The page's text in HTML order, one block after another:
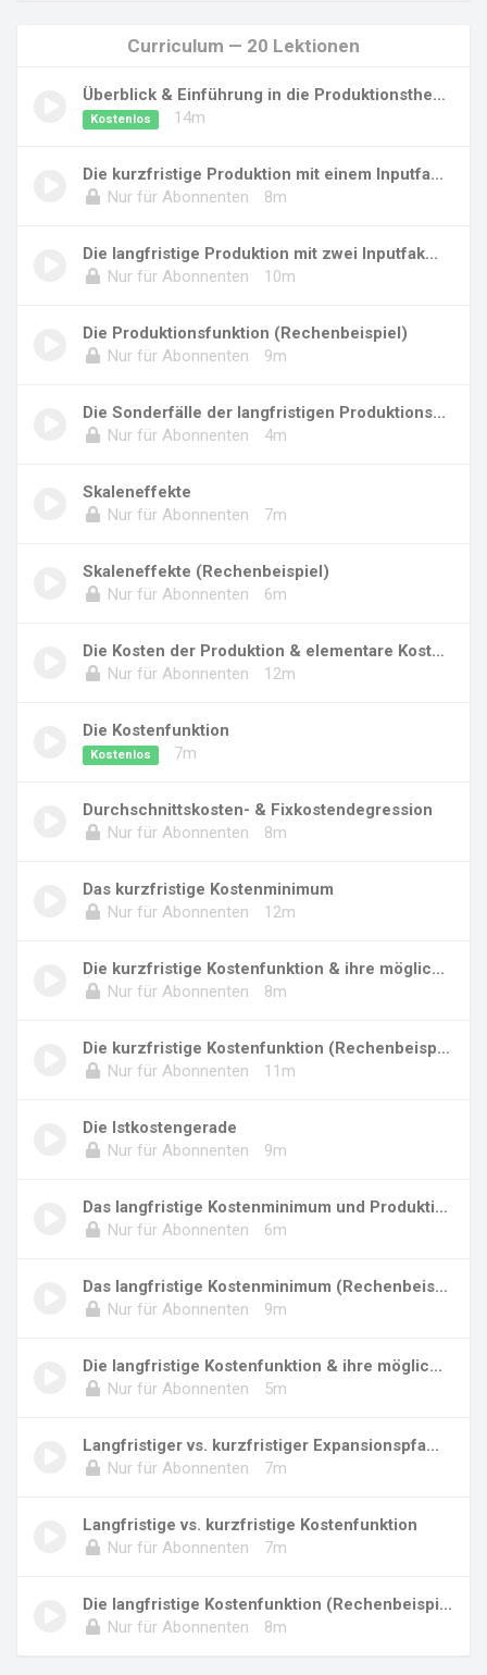
Curriculum — 20 Lektionen
Überblick & Einführung in die Produktionstheo...
Kostenlos 14m
Die kurzfristige Produktion mit einem Inputfa...
Nur für Abonnenten
8m
Die langfristige Produktion mit zwei Inputfak...
Nur für Abonnenten
10m
Die Produktionsfunktion (Rechenbeispiel)
Nur für Abonnenten
9m
Die Sonderfälle der langfristigen Produktions...
Nur für Abonnenten
4m
Skaleneffekte
Nur für Abonnenten
7m
Skaleneffekte (Rechenbeispiel)
Nur für Abonnenten
6m
Die Kosten der Produktion & elementare Kosten...
Nur für Abonnenten
12m
Die Kostenfunktion
Kostenlos 7m
Durchschnittskosten- & Fixkostendegression
Nur für Abonnenten
8m
Das kurzfristige Kostenminimum
Nur für Abonnenten
12m
Die kurzfristige Kostenfunktion & ihre möglic...
Nur für Abonnenten
8m
Die kurzfristige Kostenfunktion (Rechenbeispi...
Nur für Abonnenten
11m
Die Istkostengerade
Nur für Abonnenten
9m
Das langfristige Kostenminimum und Produktion...
Nur für Abonnenten
6m
Das langfristige Kostenminimum (Rechenbeispie...
Nur für Abonnenten
9m
Die langfristige Kostenfunktion & ihre möglic...
Nur für Abonnenten
5m
Langfristiger vs. kurzfristiger Expansionspfa...
Nur für Abonnenten
7m
Langfristige vs. kurzfristige Kostenfunktion
Nur für Abonnenten
7m
Die langfristige Kostenfunktion (Rechenbeispi...
Nur für Abonnenten
8m